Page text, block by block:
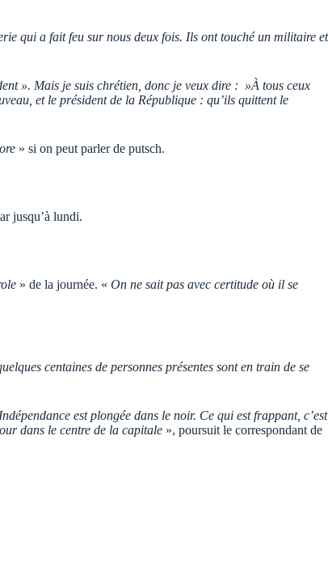
qui a fait feu sur nous deux fois. Ils ont touché un militaire et
». Mais je suis chrétien, donc je veux dire : »À tous ceux
et le président de la République : qu’ils quittent le
» si on peut parler de putsch.
jusqu’à lundi.
» de la journée. « On ne sait pas avec certitude où il se
centaines de personnes présentes sont en train de se
est plongée dans le noir. Ce qui est frappant, c’est
dans le centre de la capitale », poursuit le correspondant de